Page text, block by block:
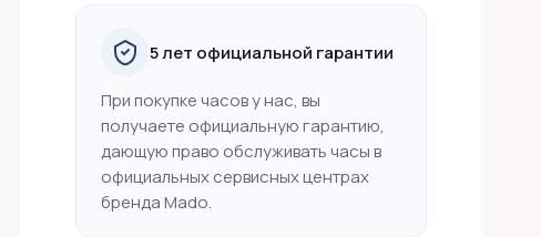
5 лет официальной гарантии
При покупке часов у нас, вы
получаете официальную гарантию,
дающую право обслуживать часы в
официальных сервисных центрах
бренда Mado.